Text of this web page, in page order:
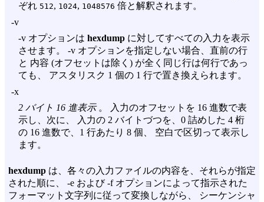
ぞれ 512, 1024, 1048576 倍と解釈されます。
-v
-v オプションは hexdump に対してすべての入力を表示
させます。 -v オプションを指定しない場合、直前の行
と 内容 (オフセットは除く) が全く同じ行は何行であっ
ても、 アスタリスク 1 個の 1 行で置き換えられます。
-x
2 バイト 16 進表示。 入力のオフセットを 16 進数で表
示し、次に、 入力の 2 バイトづつを、0 詰めした 4 桁
の 16 進数で、1 行あたり 8 個、 空白で区切って表示し
ます。
hexdump は、各々の入力ファイルの内容を、それらが指定
された順に、 -e および-fオプションによって指示された
フォーマット文字列に従って変換しながら、 シーケンシャ